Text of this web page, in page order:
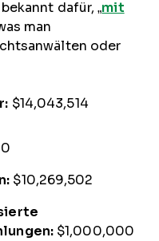
dafür, „mit
man
oder
$14,043,514
$10,269,502
$1,000,000